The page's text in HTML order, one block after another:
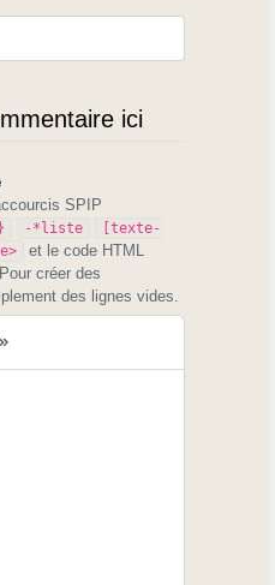
ici
SPIP
-*liste
[texte-
et le code HTML
Pour créer des
des lignes vides.